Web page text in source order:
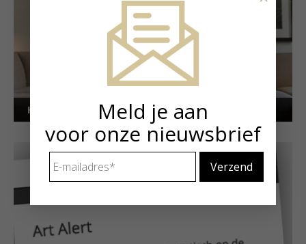
Kunstuitleen voor particulieren
Meld je aan
voor onze nieuwsbrief
mailadres *